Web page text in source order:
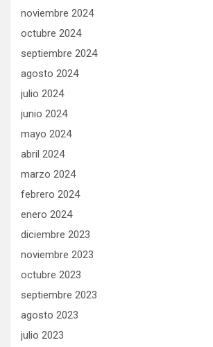
noviembre 2024
octubre 2024
septiembre 2024
agosto 2024
julio 2024
junio 2024
mayo 2024
abril 2024
marzo 2024
febrero 2024
enero 2024
diciembre 2023
noviembre 2023
octubre 2023
septiembre 2023
agosto 2023
julio 2023